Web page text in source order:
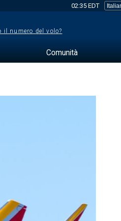
02:35 EDT
il numero del volo?
Comunità